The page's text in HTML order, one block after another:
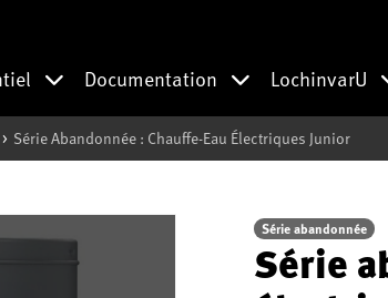
Documentation LochinvarU
Série Abandonnée : Chauffe-Eau Électriques Junior
Série abandonnée
Série